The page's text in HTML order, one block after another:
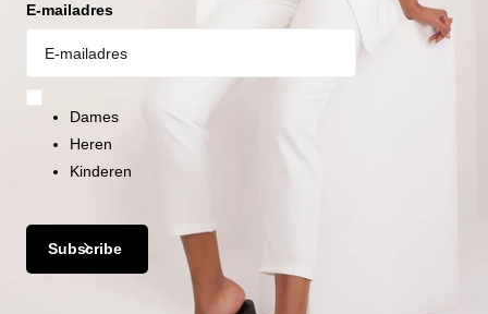
XXL 105-109 cm
E-mailadres
Dames
Heren
Kinderen
Subscribe